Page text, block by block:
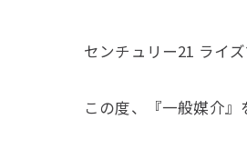
センチュリー21 ライ
この度、『一般媒介